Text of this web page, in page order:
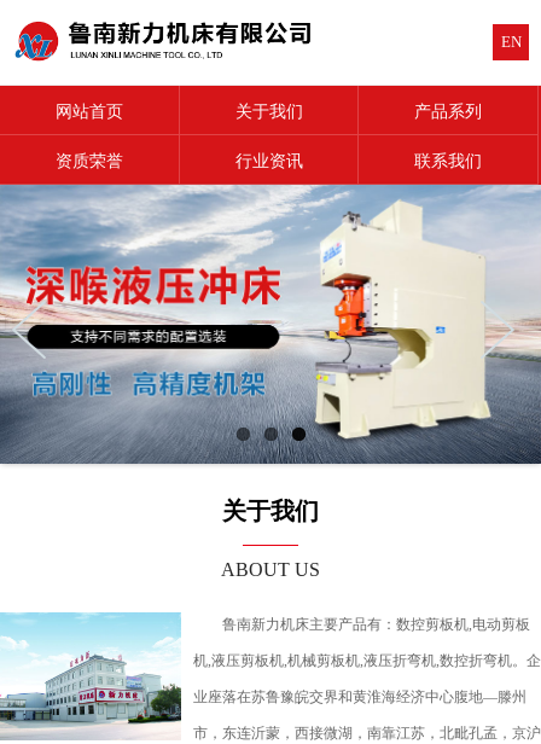
EN
网站首页 关于我们 产品系列
资质荣誉 行业资讯 联系我们
关于我们
ABOUT US
鲁南新力机床主要产品有：数控剪板机,电动剪板
机,液压剪板机,机械剪板机,液压折弯机,数控折弯机。企
业座落在苏鲁豫皖交界和黄淮海经济中心腹地—滕州
市，东连沂蒙，西接微湖，南靠江苏，北毗孔孟，京沪